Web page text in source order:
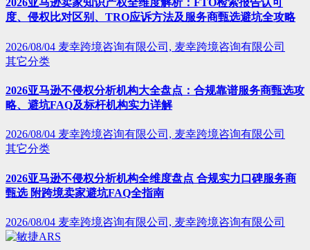
2026亚马逊卖家知识产权全维度解析：FTO检索报告认可
度、侵权比对区别、TRO应诉方法及服务商甄选避坑全攻略
2026/08/04 麦幸跨境咨询有限公司, 麦幸跨境咨询有限公司
其它分类
2026亚马逊不侵权分析机构大全盘点：合规靠谱服务商甄选攻
略、避坑FAQ及标杆机构实力详解
2026/08/04 麦幸跨境咨询有限公司, 麦幸跨境咨询有限公司
其它分类
2026亚马逊不侵权分析机构全维度盘点 合规实力口碑服务商
甄选 附跨境卖家避坑FAQ全指南
2026/08/04 麦幸跨境咨询有限公司, 麦幸跨境咨询有限公司